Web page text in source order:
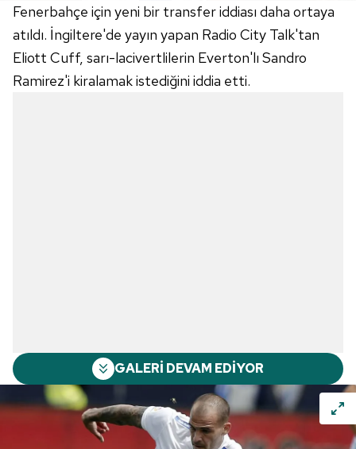
Fenerbahçe için yeni bir transfer iddiası daha ortaya
atıldı. İngiltere'de yayın yapan Radio City Talk'tan
Eliott Cuff, sarı-lacivertlilerin Everton'lı Sandro
Ramirez'i kiralamak istediğini iddia etti.
GALERİ DEVAM EDİYOR